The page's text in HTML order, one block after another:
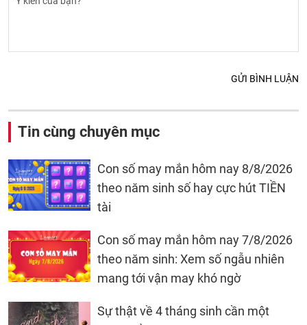
GỬI BÌNH LUẬN
Tin cùng chuyên mục
Con số may mắn hôm nay 8/8/2026
theo năm sinh số hay cực hút TIỀN
tài
Con số may mắn hôm nay 7/8/2026
theo năm sinh: Xem số ngẫu nhiên
mang tới vận may khó ngờ
Sự thật về 4 tháng sinh cần một